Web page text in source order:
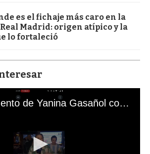
es el fichaje más caro en la
Madrid: origen atípico y la
lo fortaleció
El mal momento de Yanina Gasañol con un hincha argentino en "Subrayado"